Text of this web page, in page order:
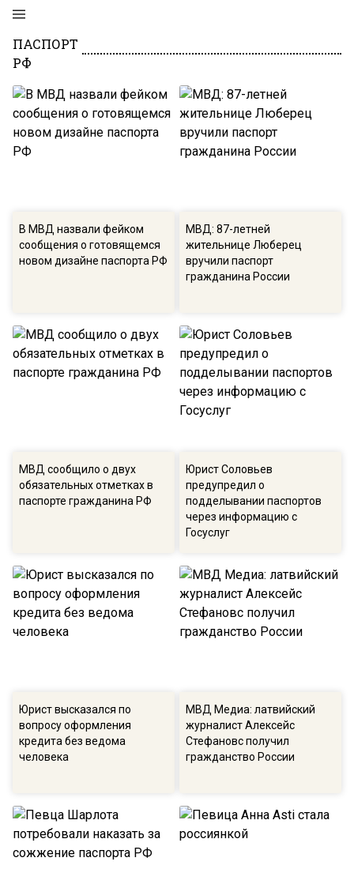
ПАСПОРТ
РФ
В МВД назвали фейком
сообщения о готовящемся
новом дизайне паспорта РФ
МВД: 87-летней
жительнице Люберец
вручили паспорт
гражданина России
МВД сообщило о двух
обязательных отметках в
паспорте гражданина РФ
Юрист Соловьев
предупредил о
подделывании паспортов
через информацию с
Госуслуг
Юрист высказался по
вопросу оформления
кредита без ведома
человека
МВД Медиа: латвийский
журналист Алексейс
Стефановс получил
гражданство России